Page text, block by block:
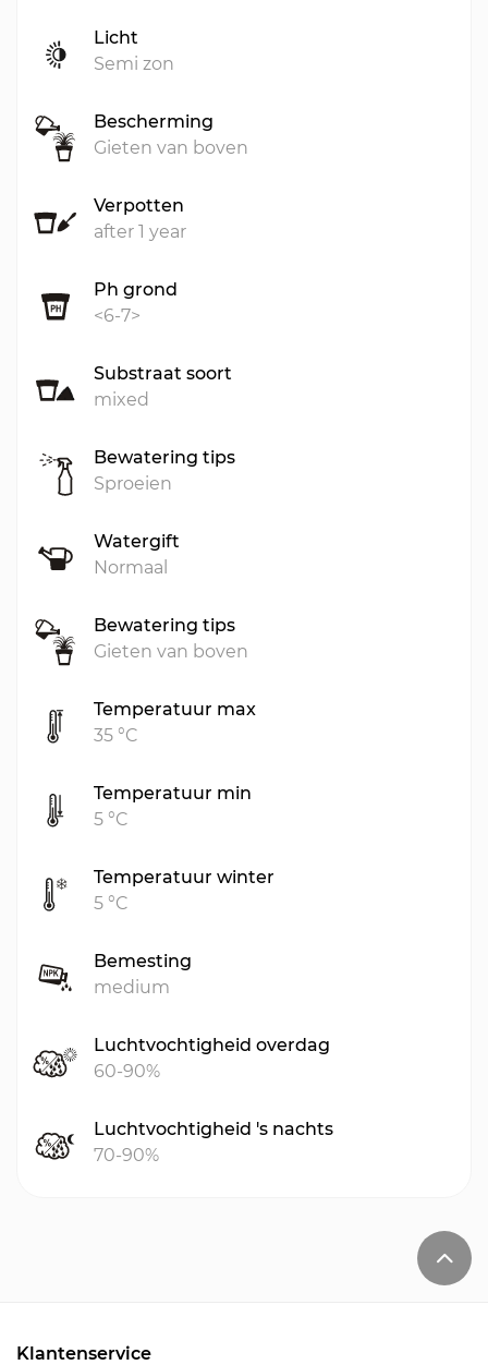
Licht
Semi zon
Bescherming
Gieten van boven
Verpotten
after 1 year
Ph grond
<6-7>
Substraat soort
mixed
Bewatering tips
Sproeien
Watergift
Normaal
Bewatering tips
Gieten van boven
Temperatuur max
35 °C
Temperatuur min
5 °C
Temperatuur winter
5 °C
Bemesting
medium
Luchtvochtigheid overdag
60-90%
Luchtvochtigheid 's nachts
70-90%
Klantenservice